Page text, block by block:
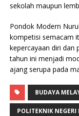
sekolah maupun
Pondok Modern
kompetisi semacam
kepercayaan diri dan
tahun ini menjadi
ajang serupa pada
BUDAYA
POLITEKNIK NEGERI